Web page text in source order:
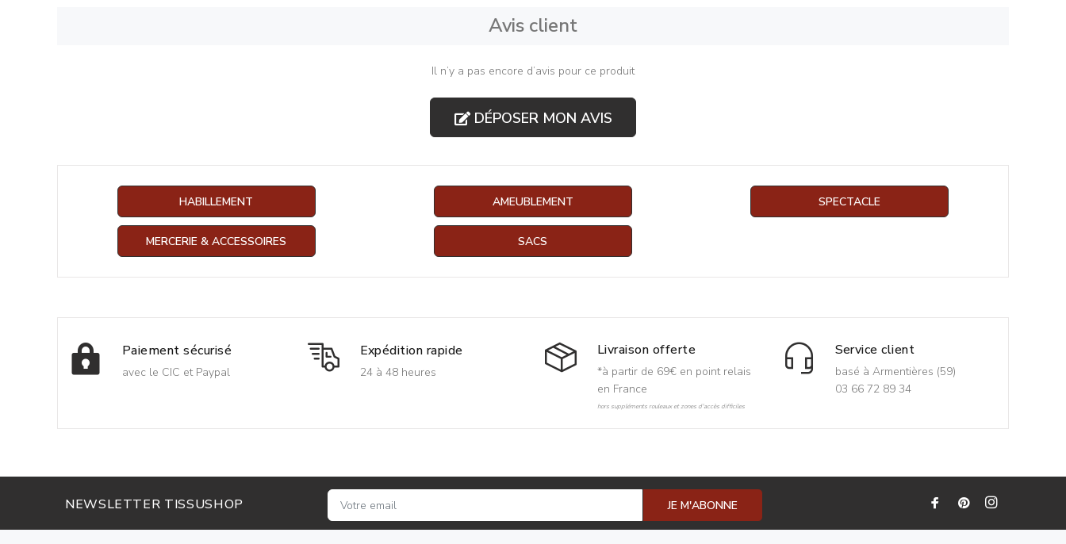
Avis client
Il n’y a pas encore d’avis pour ce produit
DÉPOSER MON AVIS
HABILLEMENT AMEUBLEMENT SPECTACLE
MERCERIE & ACCESSOIRES SACS
Paiement sécurisé
avec le CIC et Paypal
Expédition rapide
24 à 48 heures
Livraison offerte
*à partir de 69€ en point relais
en France
hors suppléments rouleaux et zones d'accès difficiles
Service client
basé à Armentières (59)
03 66 72 89 34
NEWSLETTER TISSUSHOP JE M'ABONNE